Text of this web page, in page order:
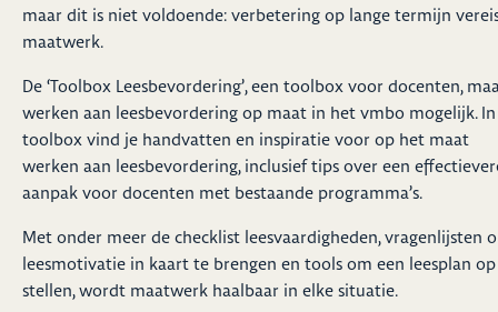
maar dit is niet voldoende: verbetering op lange termijn
maatwerk.
De ‘Toolbox Leesbevordering’, een toolbox voor docenten,
werken aan leesbevordering op maat in het vmbo mogelijk.
toolbox vind je handvatten en inspiratie voor op het maat
werken aan leesbevordering, inclusief tips over een
aanpak voor docenten met bestaande programma’s.
Met onder meer de checklist leesvaardigheden, vragenlijsten
leesmotivatie in kaart te brengen en tools om een leesplan
stellen, wordt maatwerk haalbaar in elke situatie.